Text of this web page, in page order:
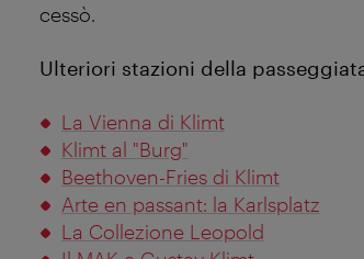
cessò.
Ulteriori stazioni della
La Vienna di Klimt
Klimt al "Burg"
Beethoven-Fries di Klimt
Arte en passant: la Karlsplatz
La Collezione Leopold